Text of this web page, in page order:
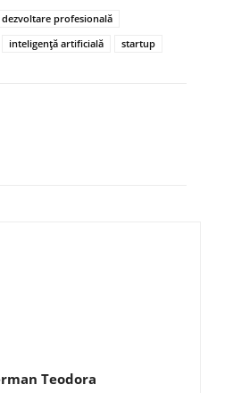
dezvoltare profesională
inteligență artificială startup
Teodora